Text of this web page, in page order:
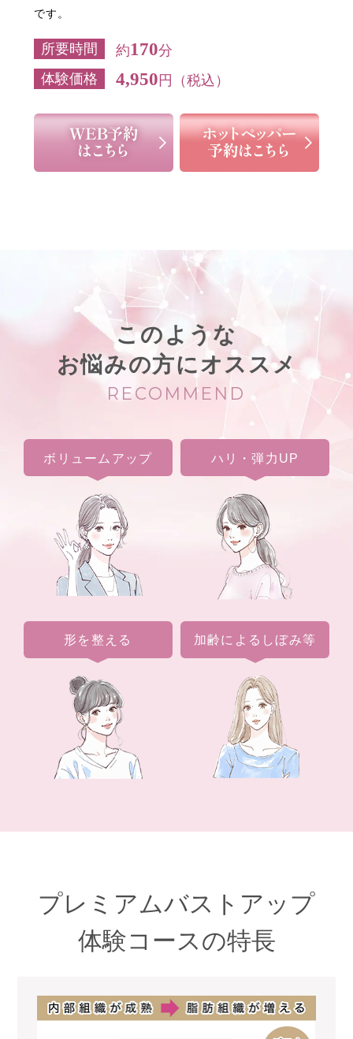
です。
所要時間 約170分
体験価格
4,950 円（税込）
このような
お悩みの方にオススメ
RECOMMEND
ボリュームアップ ハリ・弾力UP
形を整える 加齢によるしぼみ等
プレミアムバストアップ
体験コースの特長